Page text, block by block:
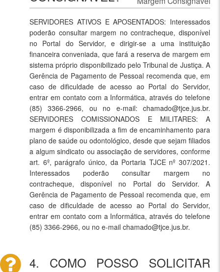
SERVIDORES ATIVOS E APOSENTADOS: Interessados
poderão consultar margem no contracheque, disponível
no Portal do Servidor, e dirigir-se a uma instituição
financeira conveniada, que fará a reserva de margem em
sistema próprio disponibilizado pelo Tribunal de Justiça. A
Gerência de Pagamento de Pessoal recomenda que, em
caso de dificuldade de acesso ao Portal do Servidor,
entrar em contato com a Informática, através do telefone
(85) 3366-2966, ou no e-mail: chamado@tjce.jus.br.
SERVIDORES COMISSIONADOS E MILITARES: A
margem é disponibilizada a fim de encaminhamento para
plano de saúde ou odontológico, desde que sejam filiados
a algum sindicato ou associação de servidores, conforme
art. 6º, parágrafo único, da Portaria TJCE nº 307/2021.
Interessados poderão consultar margem no
contracheque, disponível no Portal do Servidor. A
Gerência de Pagamento de Pessoal recomenda que, em
caso de dificuldade de acesso ao Portal do Servidor,
entrar em contato com a Informática, através do telefone
(85) 3366-2966, ou no e-mail chamado@tjce.jus.br.
4. COMO POSSO SOLICITAR